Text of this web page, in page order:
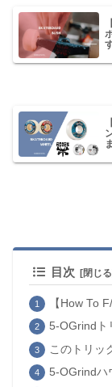
目次
【How To
5-OGrindト
このトリッ
5-OGrindハ